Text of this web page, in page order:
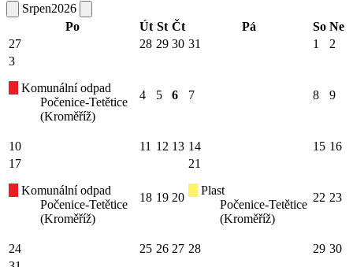
Srpen2026
Po
Út St Čt Pá So Ne
27
28 29 30 31 1
2
3
Komunální odpad
Počenice-Tetětice
(Kroměříž)
4 5 6 7 8 9
10 11 12 13 14 15 16
17
Komunální odpad
Počenice-Tetětice
(Kroměříž)
18 19 20
21
Plast
Počenice-Tetětice
(Kroměříž)
22 23
24 25 26 27 28 29 30